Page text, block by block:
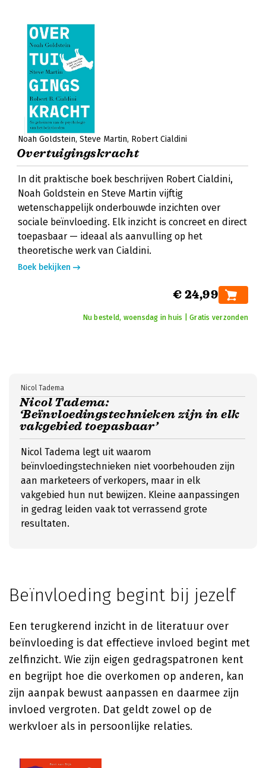
Noah Goldstein Steve Martin Robert Cialdini
Overtuigingskracht
In dit praktische boek beschrijven Robert Cialdini,
Noah Goldstein en Steve Martin vijftig
wetenschappelijk onderbouwde inzichten over
sociale beïnvloeding. Elk inzicht is concreet en direct
toepasbaar — ideaal als aanvulling op het
theoretische werk van Cialdini.
Boek bekijken
€ 24,99
Nu besteld, woensdag in huis | Gratis verzonden
Nicol Tadema:
‘Beïnvloedingstechnieken zijn in elk
vakgebied toepasbaar’
Nicol Tadema
Nicol Tadema legt uit waarom
beïnvloedingstechnieken niet voorbehouden zijn
aan marketeers of verkopers, maar in elk
vakgebied hun nut bewijzen. Kleine aanpassingen
in gedrag leiden vaak tot verrassend grote
resultaten.
Beïnvloeding begint bij jezelf
Een terugkerend inzicht in de literatuur over
beïnvloeding is dat effectieve invloed begint met
zelfinzicht. Wie zijn eigen gedragspatronen kent
en begrijpt hoe die overkomen op anderen, kan
zijn aanpak bewust aanpassen en daarmee zijn
invloed vergroten. Dat geldt zowel op de
werkvloer als in persoonlijke relaties.